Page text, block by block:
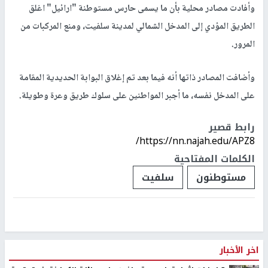
وأفادت مصادر محلية بأن ما يسمى حارس مستوطنة "ارائيل" اغلق
الطريق المؤدي إلى المدخل الشمالي لمدينة سلفيت، ومنع المركبات من
المرور.
وأضافت المصادر ذاتها أنه فيما بعد تم إغلاق البوابة الحديدية المقامة
على المدخل نفسه، ما أجبر المواطنين على سلوك طريق وعرة وطويلة.
رابط قصير
https://nn.najah.edu/APZ8/
الكلمات المفتاحية
مستوطنون
سلفيت
اخر الأخبار